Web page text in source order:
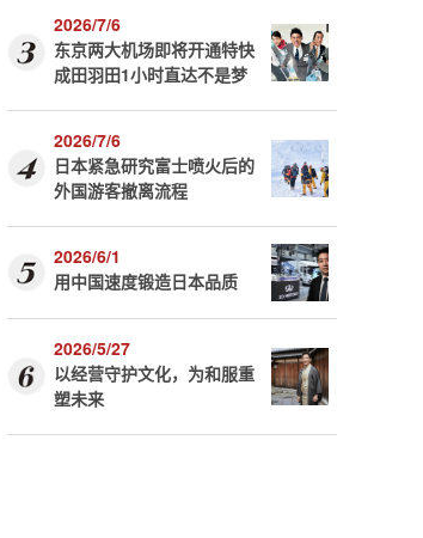
2026/7/6
东京两大机场即将开通特快
成田羽田1小时直达不是梦
2026/7/6
日本紧急研究富士喷火后的
外国游客撤离流程
2026/6/1
用中国速度锻造日本品质
2026/5/27
以经营守护文化，为和服重
塑未来